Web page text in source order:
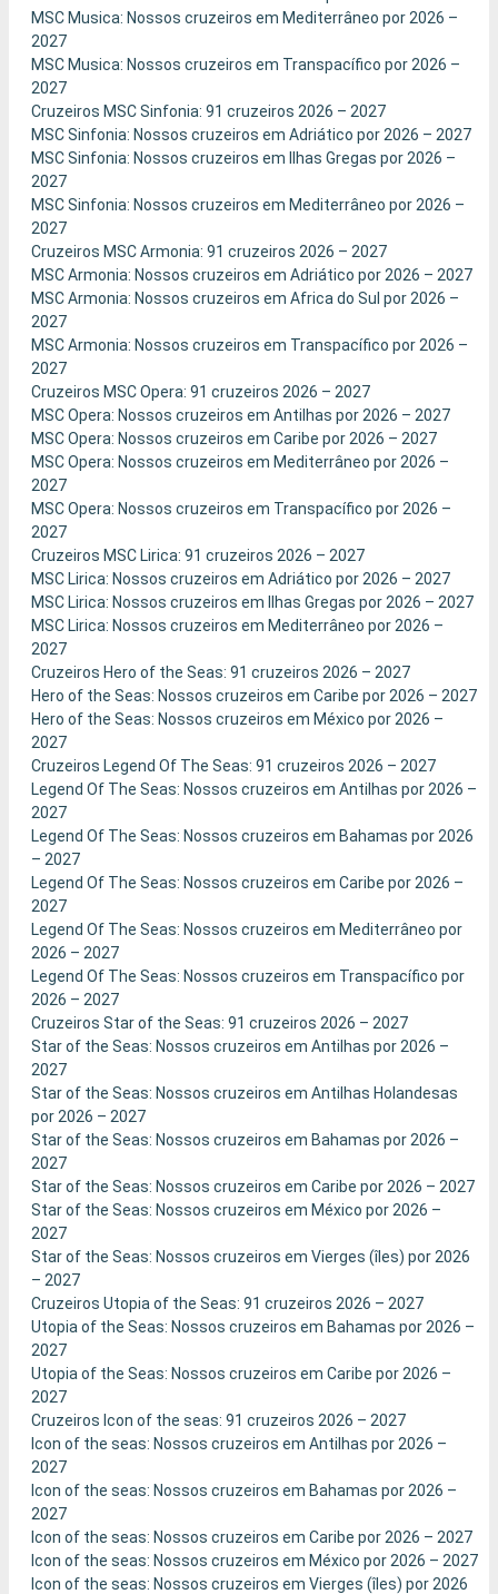
MSC Musica: Nossos cruzeiros em Mediterrâneo por 2026 –
2027
MSC Musica: Nossos cruzeiros em Transpacífico por 2026 –
2027
Cruzeiros MSC Sinfonia: 91 cruzeiros 2026 – 2027
MSC Sinfonia: Nossos cruzeiros em Adriático por 2026 – 2027
MSC Sinfonia: Nossos cruzeiros em Ilhas Gregas por 2026 –
2027
MSC Sinfonia: Nossos cruzeiros em Mediterrâneo por 2026 –
2027
Cruzeiros MSC Armonia: 91 cruzeiros 2026 – 2027
MSC Armonia: Nossos cruzeiros em Adriático por 2026 – 2027
MSC Armonia: Nossos cruzeiros em Africa do Sul por 2026 –
2027
MSC Armonia: Nossos cruzeiros em Transpacífico por 2026 –
2027
Cruzeiros MSC Opera: 91 cruzeiros 2026 – 2027
MSC Opera: Nossos cruzeiros em Antilhas por 2026 – 2027
MSC Opera: Nossos cruzeiros em Caribe por 2026 – 2027
MSC Opera: Nossos cruzeiros em Mediterrâneo por 2026 –
2027
MSC Opera: Nossos cruzeiros em Transpacífico por 2026 –
2027
Cruzeiros MSC Lirica: 91 cruzeiros 2026 – 2027
MSC Lirica: Nossos cruzeiros em Adriático por 2026 – 2027
MSC Lirica: Nossos cruzeiros em Ilhas Gregas por 2026 – 2027
MSC Lirica: Nossos cruzeiros em Mediterrâneo por 2026 –
2027
Cruzeiros Hero of the Seas: 91 cruzeiros 2026 – 2027
Hero of the Seas: Nossos cruzeiros em Caribe por 2026 – 2027
Hero of the Seas: Nossos cruzeiros em México por 2026 –
2027
Cruzeiros Legend Of The Seas: 91 cruzeiros 2026 – 2027
Legend Of The Seas: Nossos cruzeiros em Antilhas por 2026 –
2027
Legend Of The Seas: Nossos cruzeiros em Bahamas por 2026
– 2027
Legend Of The Seas: Nossos cruzeiros em Caribe por 2026 –
2027
Legend Of The Seas: Nossos cruzeiros em Mediterrâneo por
2026 – 2027
Legend Of The Seas: Nossos cruzeiros em Transpacífico por
2026 – 2027
Cruzeiros Star of the Seas: 91 cruzeiros 2026 – 2027
Star of the Seas: Nossos cruzeiros em Antilhas por 2026 –
2027
Star of the Seas: Nossos cruzeiros em Antilhas Holandesas
por 2026 – 2027
Star of the Seas: Nossos cruzeiros em Bahamas por 2026 –
2027
Star of the Seas: Nossos cruzeiros em Caribe por 2026 – 2027
Star of the Seas: Nossos cruzeiros em México por 2026 –
2027
Star of the Seas: Nossos cruzeiros em Vierges (îles) por 2026
– 2027
Cruzeiros Utopia of the Seas: 91 cruzeiros 2026 – 2027
Utopia of the Seas: Nossos cruzeiros em Bahamas por 2026 –
2027
Utopia of the Seas: Nossos cruzeiros em Caribe por 2026 –
2027
Cruzeiros Icon of the seas: 91 cruzeiros 2026 – 2027
Icon of the seas: Nossos cruzeiros em Antilhas por 2026 –
2027
Icon of the seas: Nossos cruzeiros em Bahamas por 2026 –
2027
Icon of the seas: Nossos cruzeiros em Caribe por 2026 – 2027
Icon of the seas: Nossos cruzeiros em México por 2026 – 2027
Icon of the seas: Nossos cruzeiros em Vierges (îles) por 2026